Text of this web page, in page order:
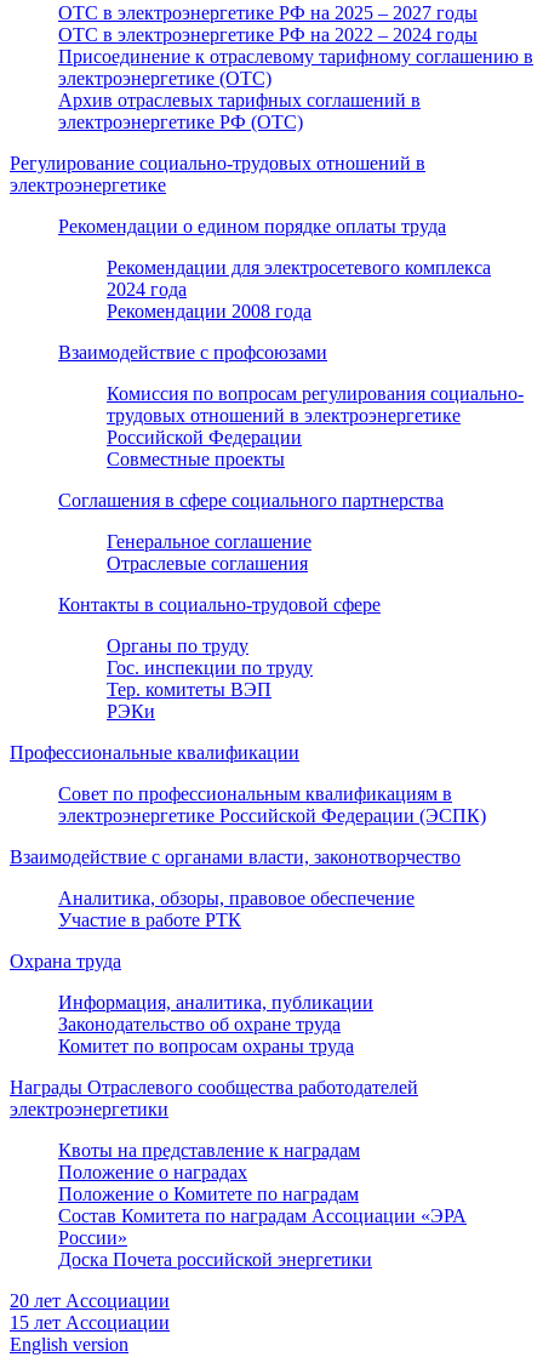
ОТС в электроэнергетике РФ на 2025 – 2027 годы
ОТС в электроэнергетике РФ на 2022 – 2024 годы
Присоединение к отраслевому тарифному соглашению в
электроэнергетике (ОТС)
Архив отраслевых тарифных соглашений в
электроэнергетике РФ (ОТС)
Регулирование социально-трудовых отношений в
электроэнергетике
Рекомендации о едином порядке оплаты труда
Рекомендации для электросетевого комплекса
2024 года
Рекомендации 2008 года
Взаимодействие с профсоюзами
Комиссия по вопросам регулирования социально-
трудовых отношений в электроэнергетике
Российской Федерации
Совместные проекты
Соглашения в сфере социального партнерства
Генеральное соглашение
Отраслевые соглашения
Контакты в социально-трудовой сфере
Органы по труду
Гос. инспекции по труду
Тер. комитеты ВЭП
РЭКи
Профессиональные квалификации
Совет по профессиональным квалификациям в
электроэнергетике Российской Федерации (ЭСПК)
Взаимодействие с органами власти, законотворчество
Аналитика, обзоры, правовое обеспечение
Участие в работе РТК
Охрана труда
Информация, аналитика, публикации
Законодательство об охране труда
Комитет по вопросам охраны труда
Награды Отраслевого сообщества работодателей
электроэнергетики
Квоты на представление к наградам
Положение о наградах
Положение о Комитете по наградам
Состав Комитета по наградам Ассоциации «ЭРА
России»
Доска Почета российской энергетики
20 лет Ассоциации
15 лет Ассоциации
English version